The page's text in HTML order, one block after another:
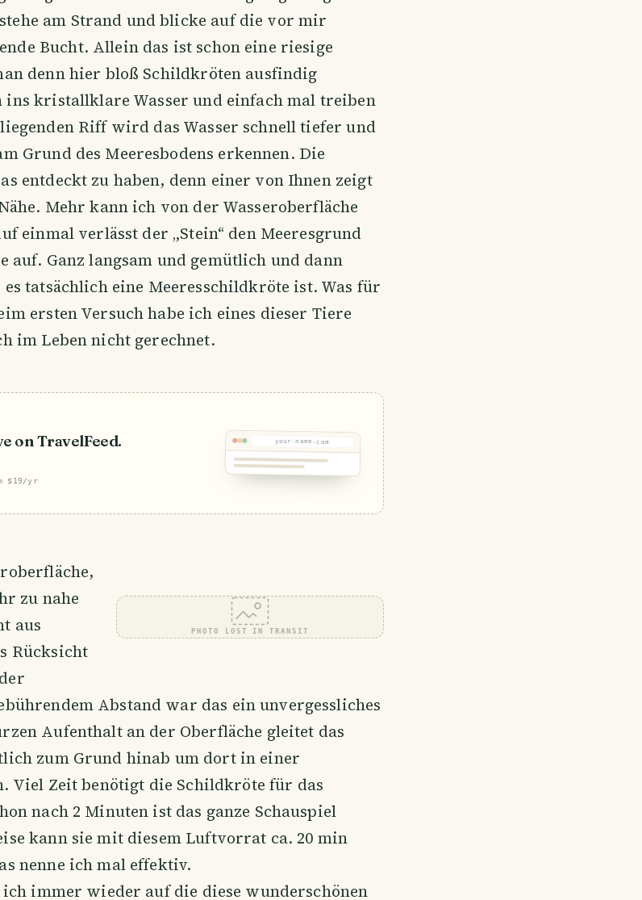
am Strand und blicke auf die vor mir
Bucht. Allein das ist schon eine riesige
denn hier bloß Schildkröten ausfindig
ins kristallklare Wasser und einfach mal treiben
Riff wird das Wasser schnell tiefer und
Grund des Meeresbodens erkennen. Die
entdeckt zu haben, denn einer von Ihnen zeigt
Mehr kann ich von der Wasseroberfläche
einmal verlässt der „Stein“ den Meeresgrund
auf. Ganz langsam und gemütlich und dann
tatsächlich eine Meeresschildkröte ist. Was für
ersten Versuch habe ich eines dieser Tiere
im Leben nicht gerechnet.
on TravelFeed.
$19/yr
your-name.com
PHOTO LOST IN TRANSIT
zu nahe
aus
Rücksicht
Abstand war das ein unvergessliches
Aufenthalt an der Oberfläche gleitet das
zum Grund hinab um dort in einer
Viel Zeit benötigt die Schildkröte für das
nach 2 Minuten ist das ganze Schauspiel
kann sie mit diesem Luftvorrat ca. 20 min
nenne ich mal effektiv.
ich immer wieder auf die diese wunderschönen